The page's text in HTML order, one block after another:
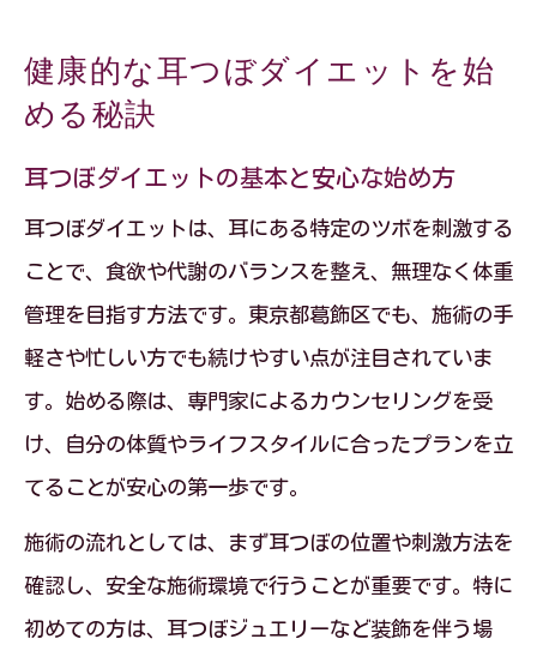
方法
食欲コントロールに役立つ耳つぼの効果
耳つぼダイエットが食欲抑制に効く理由
耳つぼダイエットと食欲コントロールの
関係
科学的根拠からみる耳つぼダイエットの
効果
耳つぼダイエットでリバウンドを防ぐ秘
訣
耳つぼダイエットの適切なツボ刺激方法
ストレスなく続くダイエット方法の真実
耳つぼダイエットでストレス軽減を目指
すコツ
健康的な耳つぼダイエットを始
める秘訣
耳つぼダイエットの基本と安心な始め方
耳つぼダイエットは、耳にある特定のツボを刺激する
ことで、食欲や代謝のバランスを整え、無理なく体重
管理を目指す方法です。東京都葛飾区でも、施術の手
軽さや忙しい方でも続けやすい点が注目されていま
す。始める際は、専門家によるカウンセリングを受
け、自分の体質やライフスタイルに合ったプランを立
てることが安心の第一歩です。
施術の流れとしては、まず耳つぼの位置や刺激方法を
確認し、安全な施術環境で行うことが重要です。特に
初めての方は、耳つぼジュエリーなど装飾を伴う場